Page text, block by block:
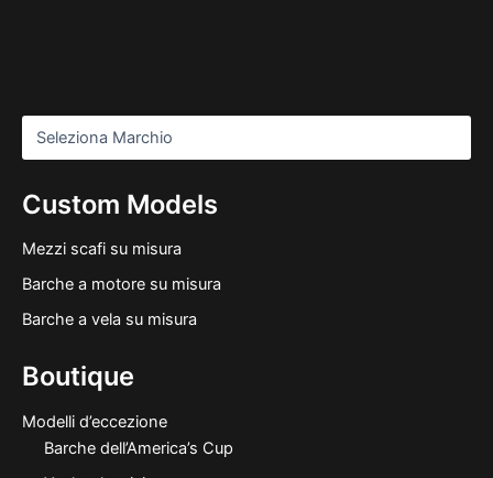
Custom Models
Mezzi scafi su misura
Barche a motore su misura
Barche a vela su misura
Boutique
Modelli d’eccezione
Barche dell’America’s Cup